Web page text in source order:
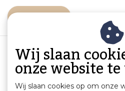
Wij slaan
onze website
Wij slaan cookies op om onze